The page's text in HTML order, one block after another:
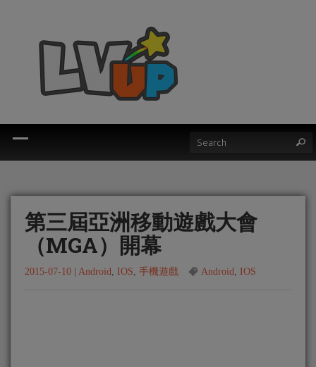
第三屆亞洲移動遊戲大會
（MGA）開幕
2015-07-10 Android, IOS, 手機遊戲 Android, IOS